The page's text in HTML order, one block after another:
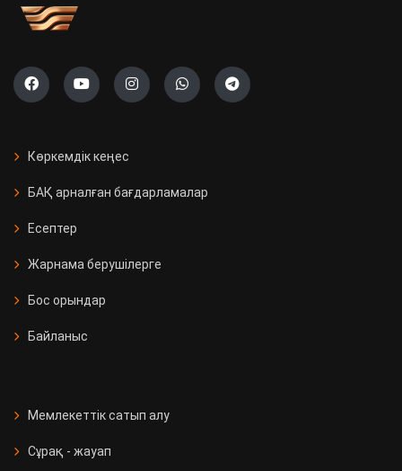
Көркемдік кеңес
БАҚ арналған бағдарламалар
Есептер
Жарнама берушілерге
Бос орындар
Байланыс
Мемлекеттік сатып алу
Сұрақ - жауап